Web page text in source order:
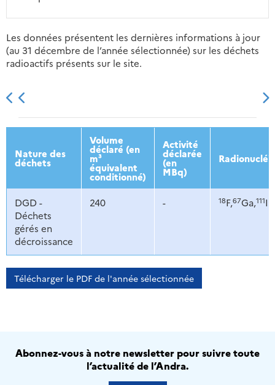
Les données présentent les dernières informations à jour
(au 31 décembre de l’année sélectionnée) sur les déchets
radioactifs présents sur le site.
2013 2014 2015 2016
Nature des
déchets
Volume
déclaré (en
m³
équivalent
conditionné)
Activité
déclarée
(en
MBq)
DGD -
Déchets
gérés en
décroissance
240 - 18F,67Ga,111
Télécharger le PDF de l'année sélectionnée
Abonnez-vous à notre newsletter pour suivre toute
l’actualité de l’Andra.